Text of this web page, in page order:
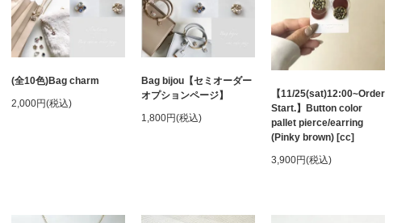
(全10色)Bag charm
2,000円(税込)
Bag bijou【セミオーダー
オプションページ】
1,800円(税込)
【11/25(sat)12:00~Order
Start.】Button color
pallet pierce/earring
(Pinky brown) [cc]
3,900円(税込)